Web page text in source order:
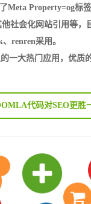
Meta Property=og标
社会化网站引用等，
renren采用。
一大热门应用，优质